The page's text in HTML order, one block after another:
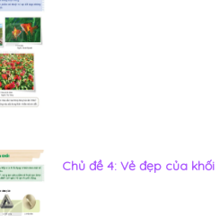
Chủ đề 4: Vẻ đẹp của khối